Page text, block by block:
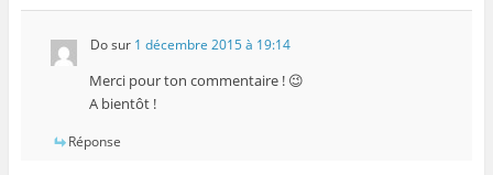
Dosur 1 décembre 2015 à 19:14
Merci pour ton commentaire ! 😉
A bientôt !
Réponse